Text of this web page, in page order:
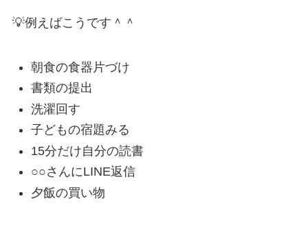
💡例えばこうです＾＾
朝食の食器片づけ
書類の提出
洗濯回す
子どもの宿題みる
15分だけ自分の読書
○○さんにLINE返信
夕飯の買い物